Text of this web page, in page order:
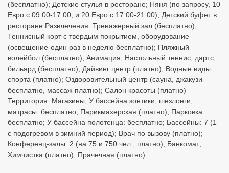
(бесплатно); Детские стулья в ресторане; Няня (по запросу, 10
Евро с 09:00-17:00, и 20 Евро с 17:00-21:00); Детский буфет в
ресторане Развлечения: Тренажерный зал (бесплатно);
Теннисный корт с твердым покрытием, оборудование
(освещение-один раз в неделю бесплатно); Пляжный
волейбол (бесплатно); Анимация; Настольный теннис, дартс,
бильярд (бесплатно); Дайвинг центр (платно); Водные виды
спорта (платно); Оздоровительный центр (сауна, джакузи-
бесплатно, массаж-платно); Салон красоты (платно)
Территория: Магазины; У бассейна зонтики, шезлонги,
матрасы: бесплатно; Парикмахерская (платно); Парковка
бесплатно; У бассейна полотенца: бесплатно; Бассейны: 7 (1
с подогревом в зимний период); Врач по вызову (платно);
Конференц-залы: 2 (на 75 и 750 чел., платно); Банкомат;
Химчистка (платно); Прачечная (платно)